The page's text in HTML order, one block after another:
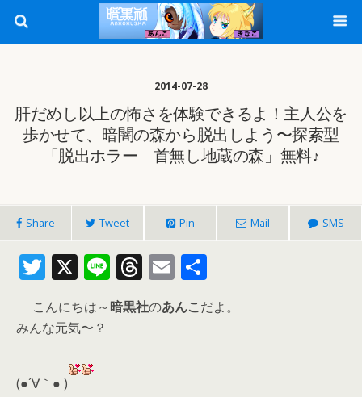
2014-07-28
肝だめし以上の怖さを体験できるよ！主人公を
歩かせて、暗闇の森から脱出しよう〜探索型
「脱出ホラー 首無し地蔵の森」無料♪
Share Tweet Pin Mail SMS
T
w
itt
er
X Li
n
e
T
h
re
E
m
ai
有
こんにちは～暗黒社のあんこだよ。
みんな元気〜？
(●´∀｀● )